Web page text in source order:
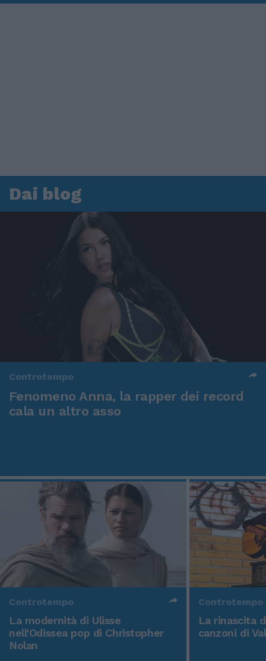
Dai blog
Controtempo
Fenomeno Anna, la rapper dei record
cala un altro asso
Controtempo
La modernità di Ulisse
nell'Odissea pop di Christopher
Nolan
Controtempo
La rinascita
canzoni di